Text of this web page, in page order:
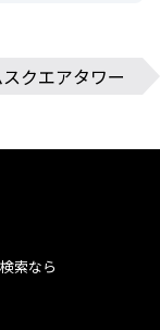
クエアタワー
索なら